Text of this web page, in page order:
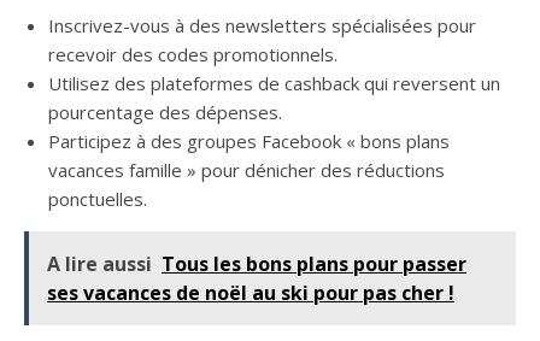
Inscrivez-vous à des newsletters spécialisées pour
recevoir des codes promotionnels.
Utilisez des plateformes de cashback qui reversent un
pourcentage des dépenses.
Participez à des groupes Facebook « bons plans
vacances famille » pour dénicher des réductions
ponctuelles.
A lire aussi Tous les bons plans pour passer
ses vacances de noël au ski pour pas cher !